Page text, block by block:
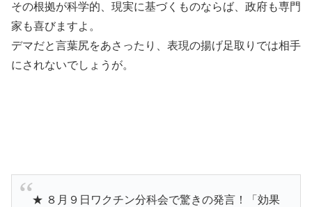
その根拠が科学的、現実に基づくものならば、政府も専門
家も喜びますよ。
デマだと言葉尻をあさったり、表現の揚げ足取りでは相手
にされないでしょうが。
★ ８月９日ワクチン分科会で驚きの発言！「効果